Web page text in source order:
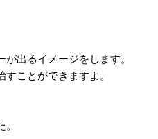
出るイメージをします。
ことができますよ。